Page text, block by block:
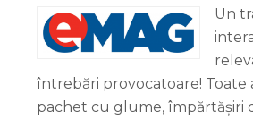
Un
întrebări provocatoare! Toate
pachet cu glume, împărtășiri